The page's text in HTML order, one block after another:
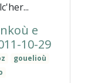
e
10-29
gouelioù